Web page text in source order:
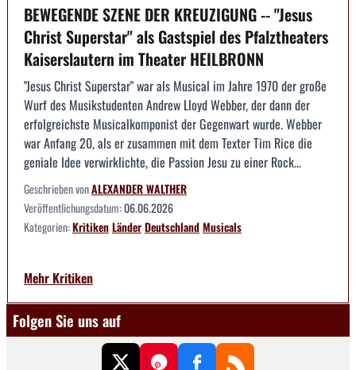
BEWEGENDE SZENE DER KREUZIGUNG -- "Jesus
Christ Superstar" als Gastspiel des Pfalztheaters
Kaiserslautern im Theater HEILBRONN
"Jesus Christ Superstar" war als Musical im Jahre 1970 der große
Wurf des Musikstudenten Andrew Lloyd Webber, der dann der
erfolgreichste Musicalkomponist der Gegenwart wurde. Webber
war Anfang 20, als er zusammen mit dem Texter Tim Rice die
geniale Idee verwirklichte, die Passion Jesu zu einer Rock...
Geschrieben vonALEXANDER WALTHER
Veröffentlichungsdatum:06.06.2026
Kategorien:KritikenLänderDeutschlandMusicals
Mehr Kritiken
Folgen Sie uns auf